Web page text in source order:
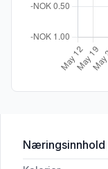
Næringsinnhold